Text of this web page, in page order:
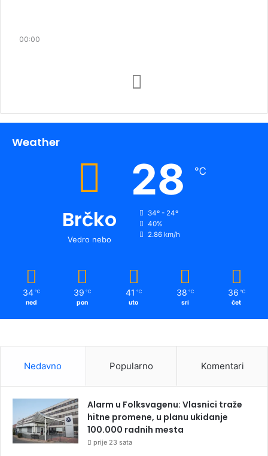
00:00
Weather
Brčko
Vedro nebo
28 ℃
34º - 24º
40%
2.86 km/h
34 ℃
ned
39 ℃
pon
41 ℃
uto
38 ℃
sri
36 ℃
čet
Nedavno Popularno Komentari
Alarm u Folksvagenu: Vlasnici traže
hitne promene, u planu ukidanje
100.000 radnih mesta
prije 23 sata